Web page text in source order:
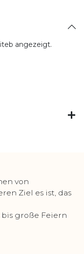
angezeigt.
von
Ziel es ist, das
große Feiern